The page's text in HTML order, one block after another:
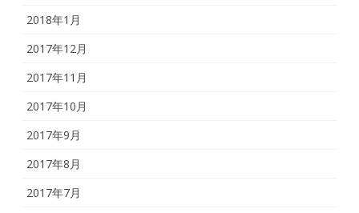
2018年1月
2017年12月
2017年11月
2017年10月
2017年9月
2017年8月
2017年7月